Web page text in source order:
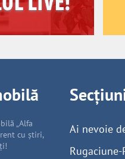
„Alfa
cu știri,
Ai nevoie